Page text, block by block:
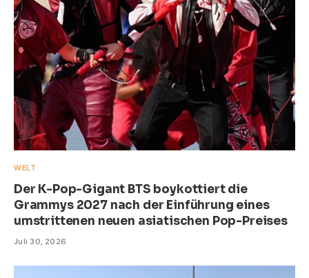
WELT
Der K-Pop-Gigant BTS boykottiert die
Grammys 2027 nach der Einführung eines
umstrittenen neuen asiatischen Pop-Preises
Juli 30, 2026